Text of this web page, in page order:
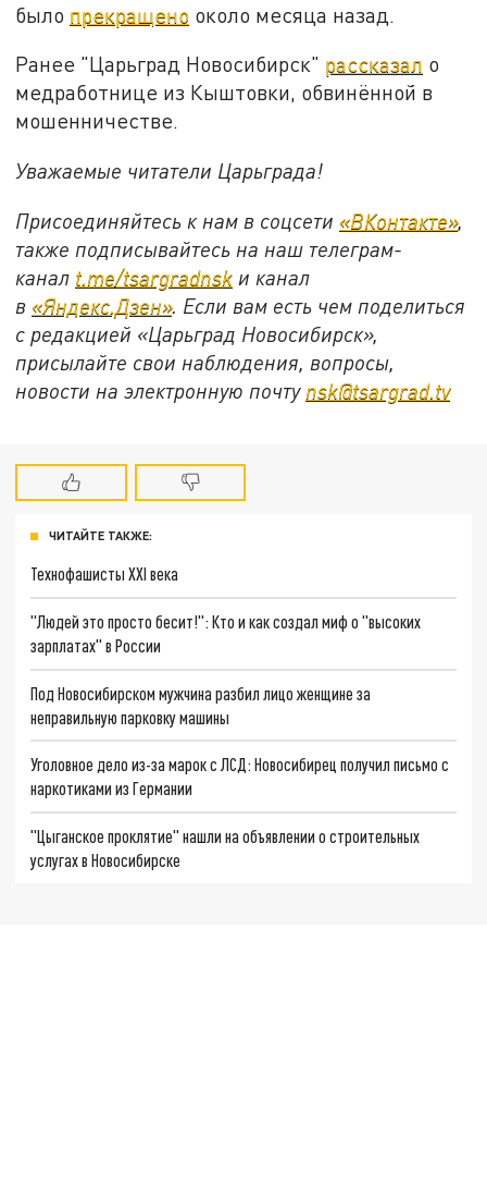
было прекращено около месяца назад.
Ранее "Царьград Новосибирск" рассказал о
медработнице из Кыштовки, обвинённой в
мошенничестве.
Уважаемые читатели Царьграда!
Присоединяйтесь к нам в соцсети «ВКонтакте»,
также подписывайтесь на наш телеграм-
канал t.me/tsargradnsk и канал
в «Яндекс.Дзен». Если вам есть чем поделиться
с редакцией «Царьград Новосибирск»,
присылайте свои наблюдения, вопросы,
новости на электронную почту nsk@tsargrad.tv
ЧИТАЙТЕ ТАКЖЕ:
Технофашисты XXI века
"Людей это просто бесит!": Кто и как создал миф о "высоких
зарплатах" в России
Под Новосибирском мужчина разбил лицо женщине за
неправильную парковку машины
Уголовное дело из-за марок с ЛСД: Новосибирец получил письмо с
наркотиками из Германии
"Цыганское проклятие" нашли на объявлении о строительных
услугах в Новосибирске